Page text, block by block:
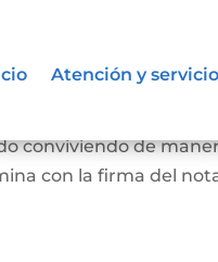
Atención y
Marital de
de la existencia de
conviviendo de
con la firma del